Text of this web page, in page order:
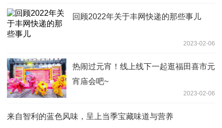
回顾2022年关于丰网快递的那些事儿
2023-02-06
热闹过元宵！线上线下一起逛福田喜市元
宵庙会吧~
2023-02-06
来自智利的蓝色风味，呈上当季宝藏味道与营养